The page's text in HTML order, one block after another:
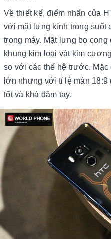
Về thiết kế, điểm nhấn của
với mặt lưng kính trong suốt
trong máy. Mặt lưng bo
khung kim loại vát kim
so với các thế hệ trước.
lớn nhưng với tỉ lệ màn 18:9
tốt và khá đầm tay.